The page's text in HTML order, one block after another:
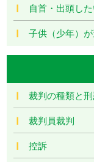
自首・出頭し
子供（少年）
裁判の種類と
裁判員裁判
控訴